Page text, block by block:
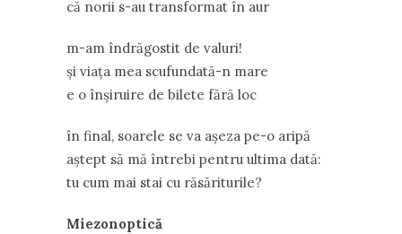
că norii s-au transformat în aur
m-am îndrăgostit de valuri!
și viața mea scufundată-n mare
e o înșiruire de bilete fără loc
în final, soarele se va așeza pe-o aripă
aștept să mă întrebi pentru ultima dată:
tu cum mai stai cu răsăriturile?
Miezonoptică